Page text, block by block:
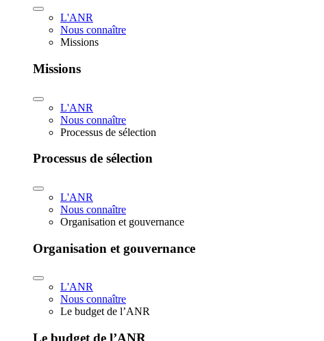
L'ANR
Nous connaître
Missions
Missions
L'ANR
Nous connaître
Processus de sélection
Processus de sélection
L'ANR
Nous connaître
Organisation et gouvernance
Organisation et gouvernance
L'ANR
Nous connaître
Le budget de l’ANR
Le budget de l’ANR